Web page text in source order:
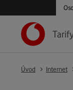
Úvod Internet